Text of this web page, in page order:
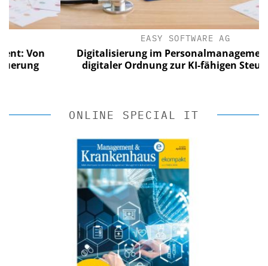
EASY SOFTWARE AG
Digitalisierung im Personalmanagement:
digitaler Ordnung zur KI-fähigen Steuerung
ONLINE SPECIAL IT